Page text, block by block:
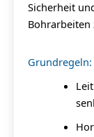
Sicherheit
Bohrarbeiten
Grundregeln: